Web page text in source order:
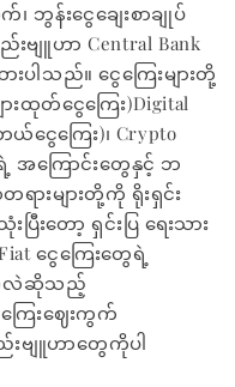
ဘွန်းငွေချေးစာချုပ်
ဗျူဟာ Central Bank
ပါသည်။ ငွေကြေးများတို့
းထုတ်ငွေကြေး)Digital
ေကြေး)၊ Crypto
ရဲ့ အကြောင်းတွေနှင့် ဘ
ားများတို့ကို ရိုးရှင်း
းတော့ ရှင်းပြ ရေးသား
ငွေကြေးတွေရဲ့
သလဲဆိုသည့်
ြေးဈေးကွက်
းဗျူဟာတွေကိုပါ